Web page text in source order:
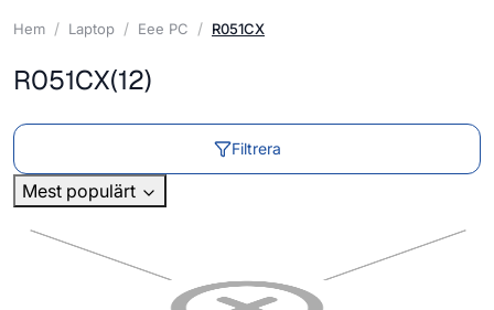
Hem Laptop Eee PC R051CX
R051CX(12)
Filtrera
Mest populärt